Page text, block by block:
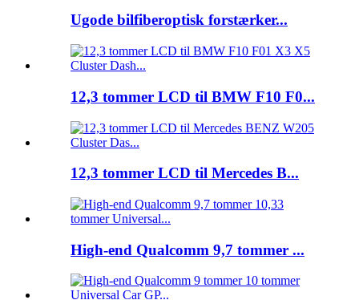
Ugode bilfiberoptisk forstærker...
12,3 tommer LCD til BMW F10 F0...
12,3 tommer LCD til Mercedes B...
High-end Qualcomm 9,7 tommer ...